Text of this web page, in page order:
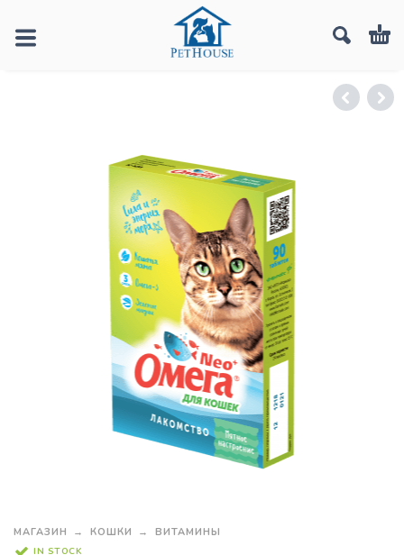
МАГАЗИН КОШКИ ВИТАМИНЫ
IN STOCK